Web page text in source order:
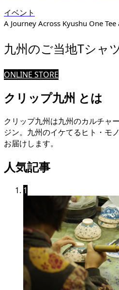
イベント
A Journey Across Kyushu One Tee
九州のご当地Tシャ
ONLINE STORE
クリップ九州 とは
クリップ九州は九州のカルチャ
ジン。九州のイケてるヒト・モ
お届けします。
人気記事
1